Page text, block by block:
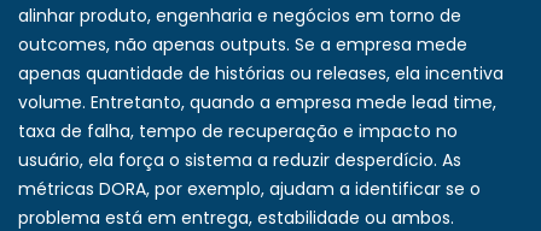
alinhar produto, engenharia e negócios em torno de
outcomes, não apenas outputs. Se a empresa mede
apenas quantidade de histórias ou releases, ela incentiva
volume. Entretanto, quando a empresa mede lead time,
taxa de falha, tempo de recuperação e impacto no
usuário, ela força o sistema a reduzir desperdício. As
métricas DORA, por exemplo, ajudam a identificar se o
problema está em entrega, estabilidade ou ambos.